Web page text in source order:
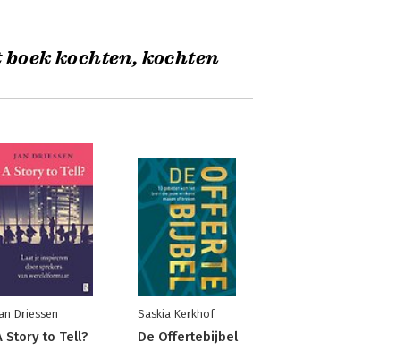
kochten, kochten
Driessen
Story to Tell?
Saskia Kerkhof
De Offertebijbel